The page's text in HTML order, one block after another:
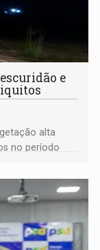
e
alta
no período